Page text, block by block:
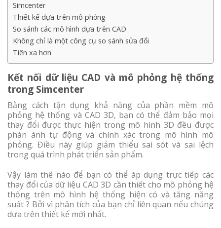
Simcenter
Thiết kế dựa trên mô phỏng
So sánh các mô hình dựa trên CAD
Không chỉ là một công cụ so sánh sửa đổi
Tiến xa hơn
Kết nối dữ liệu CAD và mô phỏng hệ thống
trong Simcenter
Bằng cách tận dụng khả năng của phần mềm mô
phỏng hệ thống và CAD 3D, bạn có thể đảm bảo mọi
thay đổi được thực hiện trong mô hình 3D đều được
phản ánh tự động và chính xác trong mô hình mô
phỏng. Điều này giúp giảm thiểu sai sót và sai lệch
trong quá trình phát triển sản phẩm.
Vậy làm thế nào để bạn có thể áp dụng trực tiếp các
thay đổi của dữ liệu CAD 3D cần thiết cho mô phỏng hệ
thống trên mô hình hệ thống hiện có và tăng năng
suất ? Bởi vì phân tích của bạn chỉ liên quan nếu chúng
dựa trên thiết kế mới nhất.